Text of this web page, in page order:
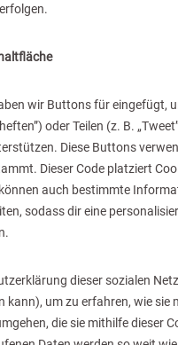
wir Buttons für eingefügt,
oder Teilen (z. B.
Diese Buttons
Dieser Code platziert
auch bestimmte
sodass dir eine
dieser sozialen
kann), um zu erfahren, wie sie
die sie mithilfe dieser